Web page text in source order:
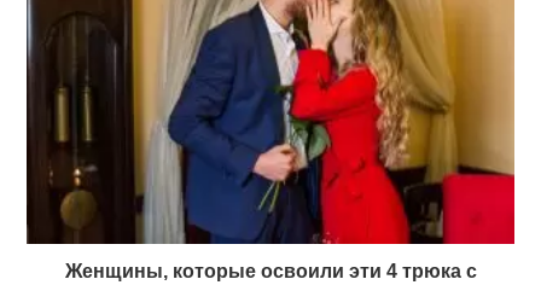
Женщины, которые освоили эти 4 трюка с